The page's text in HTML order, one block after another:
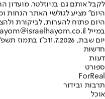
לקבל אותם גם בניוזלטר. מועדון
היום" מציע לגולשי האתר הנחות
היום פתוח להערות, לביקורת
במייל hayom@israelhayom.co.il.
יום שבת, 11.7.2026
כ"ו בתמוז
חדשות
דעות
ספורט
ForReal
תרבות ובידור
אוכל